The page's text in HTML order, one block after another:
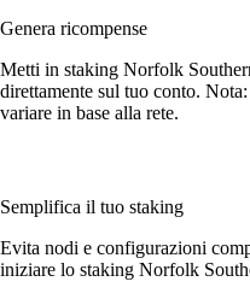
Genera ricompense
Metti in staking Norfolk
direttamente sul tuo conto.
variare in base alla rete.
Semplifica il tuo staking
Evita nodi e configurazioni
iniziare lo staking Norfolk